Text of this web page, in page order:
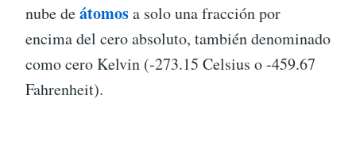
nube deátomosa solo una fracción por
encima del cero absoluto, también denominado
como cero Kelvin (-273.15 Celsius o -459.67
Fahrenheit).